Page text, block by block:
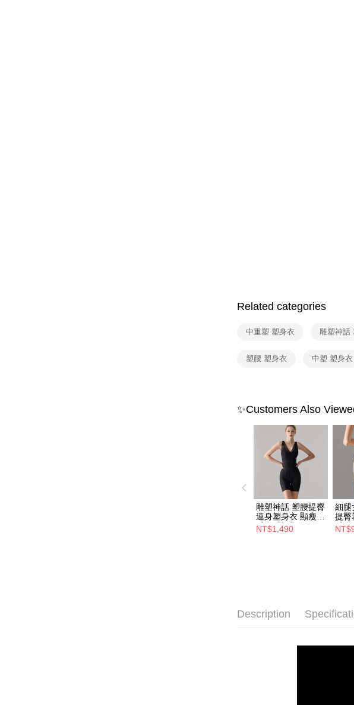
Related categories
中重塑 塑身衣 雕塑神話
塑腰 塑身衣 中塑 塑身衣
✨Customers Also
雕塑神話 塑腰提臀
連身塑身衣 顯瘦黑
【中重塑】
NT$1,490
細腿
提臀
【中
Description